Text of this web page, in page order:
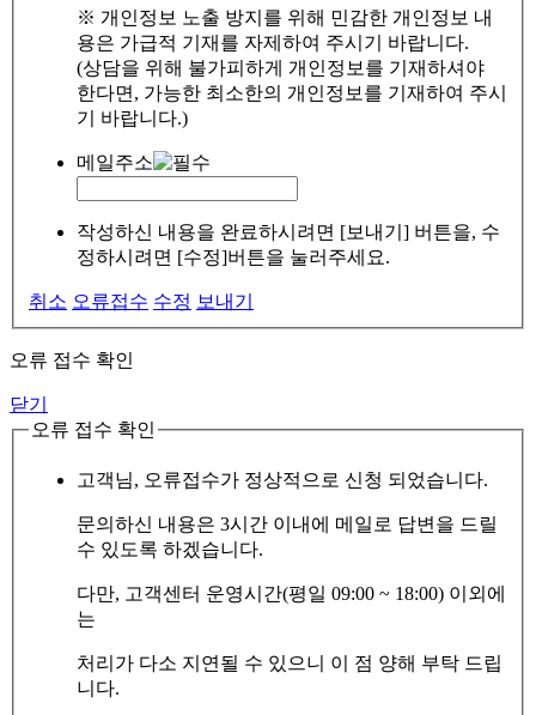
※ 개인정보 노출 방지를 위해 민감한 개인정보 내
용은 가급적 기재를 자제하여 주시기 바랍니다.
(상담을 위해 불가피하게 개인정보를 기재하셔야
한다면, 가능한 최소한의 개인정보를 기재하여 주시
기 바랍니다.)
메일주소
작성하신 내용을 완료하시려면 [보내기] 버튼을, 수
정하시려면 [수정]버튼을 눌러주세요.
취소 오류접수 수정 보내기
오류 접수 확인
닫기
오류 접수 확인
고객님, 오류접수가 정상적으로 신청 되었습니다.
문의하신 내용은 3시간 이내에 메일로 답변을 드릴
수 있도록 하겠습니다.
다만, 고객센터 운영시간(평일 09:00 ~ 18:00) 이외에
는
처리가 다소 지연될 수 있으니 이 점 양해 부탁 드립
니다.